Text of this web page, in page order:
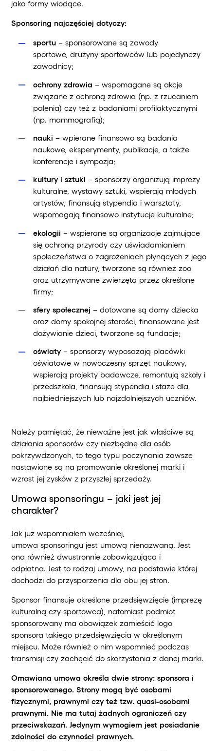
jako formy wiodące.
Sponsoring najczęściej dotyczy:
sportu– sponsorowane są zawody
sportowe, drużyny sportowców lub pojedynczy
zawodnicy;
ochrony zdrowia – wspomagane są akcje
związane z ochroną zdrowia (np. z rzucaniem
palenia) czy też z badaniami profilaktycznymi
(np. mammografią);
nauki – wpierane finansowo są badania
naukowe, eksperymenty, publikacje, a także
konferencje i sympozja;
kultury i sztuki – sponsorzy organizują imprezy
kulturalne, wystawy sztuki, wspierają młodych
artystów, finansują stypendia i warsztaty,
wspomagają finansowo instytucje kulturalne;
ekologii – wspierane są organizacje zajmujące
się ochroną przyrody czy uświadamianiem
społeczeństwa o zagrożeniach płynących z jego
działań dla natury, tworzone są również zoo
oraz utrzymywane zwierzęta przez określone
firmy;
sfery społecznej – dotowane są domy dziecka
oraz domy spokojnej starości, finansowane jest
dożywianie dzieci, tworzone są fundacje;
oświaty– sponsorzy wyposażają placówki
oświatowe w nowoczesny sprzęt naukowy,
wspierają projekty badawcze, remontują szkoły i
przedszkola, finansują stypendia i staże dla
najbiedniejszych lub najzdolniejszych uczniów.
Należy pamiętać, że nieważne jest jak właściwe są
działania sponsorów czy niezbędne dla osób
pokrzywdzonych, to tego typu poczynania zawsze
nastawione są na promowanie określonej marki i
wzrost jej zysków z przyszłej sprzedaży.
Umowa sponsoringu – jaki jest jej
charakter?
Jak już wspomniałem wcześniej,
umowa sponsoringu jest umową nienazwaną. Jest
ona również dwustronnie zobowiązująca i
odpłatna. Jest to rodzaj umowy, na podstawie której
dochodzi do przysporzenia dla obu jej stron.
Sponsor finansuje określone przedsięwzięcie (imprezę
kulturalną czy sportowca), natomiast podmiot
sponsorowany ma obowiązek zamieścić logo
sponsora takiego przedsięwzięcia w określonym
miejscu. Może również o nim wspomnieć podczas
transmisji czy zachęcić do skorzystania z danej marki.
Omawiana umowa określa dwie strony: sponsora i
sponsorowanego. Strony mogą być osobami
fizycznymi, prawnymi czy też tzw. quasi-osobami
prawnymi. Nie ma tutaj żadnych ograniczeń czy
przeciwskazań. Jedynym wymogiem jest posiadanie
zdolności do czynności prawnych.